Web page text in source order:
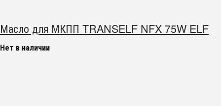
Масло для МКПП TRANSELF NFX 75W ELF
Нет в наличии